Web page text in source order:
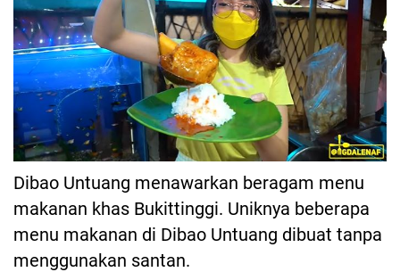
Dibao Untuang menawarkan beragam menu
makanan khas Bukittinggi. Uniknya beberapa
menu makanan di Dibao Untuang dibuat tanpa
menggunakan santan.